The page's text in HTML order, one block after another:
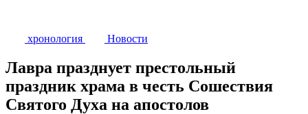
хронология Новости
Лавра празднует престольный
праздник храма в честь Сошествия
Святого Духа на апостолов